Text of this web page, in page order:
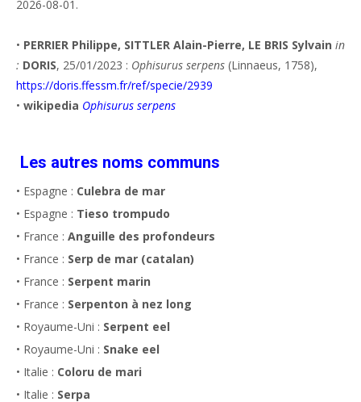
2026-08-01.
• PERRIER Philippe, SITTLER Alain-Pierre, LE BRIS Sylvain in
: DORIS, 25/01/2023 : Ophisurus serpens (Linnaeus, 1758),
https://doris.ffessm.fr/ref/specie/2939
• wikipedia Ophisurus serpens
Les autres noms communs
• Espagne : Culebra de mar
• Espagne : Tieso trompudo
• France : Anguille des profondeurs
• France : Serp de mar (catalan)
• France : Serpent marin
• France : Serpenton à nez long
• Royaume-Uni : Serpent eel
• Royaume-Uni : Snake eel
• Italie : Coloru de mari
• Italie : Serpa